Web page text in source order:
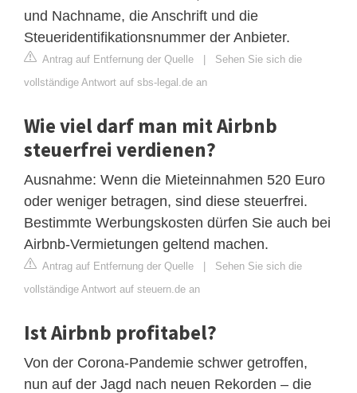
und Nachname, die Anschrift und die
Steueridentifikationsnummer der Anbieter.
Antrag auf Entfernung der Quelle | Sehen Sie sich die
vollständige Antwort auf sbs-legal.de an
Wie viel darf man mit Airbnb
steuerfrei verdienen?
Ausnahme: Wenn die Mieteinnahmen 520 Euro
oder weniger betragen, sind diese steuerfrei.
Bestimmte Werbungskosten dürfen Sie auch bei
Airbnb-Vermietungen geltend machen.
Antrag auf Entfernung der Quelle | Sehen Sie sich die
vollständige Antwort auf steuern.de an
Ist Airbnb profitabel?
Von der Corona-Pandemie schwer getroffen,
nun auf der Jagd nach neuen Rekorden – die